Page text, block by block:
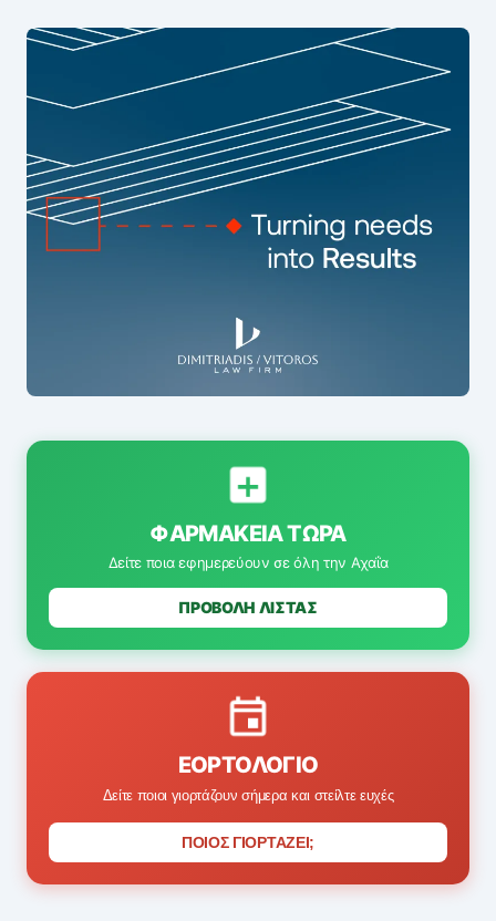
ΦΑΡΜΑΚΕΊΑ ΤΏΡΑ
Δείτε ποια εφημερεύουν σε όλη την Αχαΐα
ΠΡΟΒΟΛΗ ΛΙΣΤΑΣ
ΕΟΡΤΟΛΌΓΙΟ
Δείτε ποιοι γιορτάζουν σήμερα και στείλτε ευχές
ΠΟΙΟΣ ΓΙΟΡΤΑΖΕΙ;